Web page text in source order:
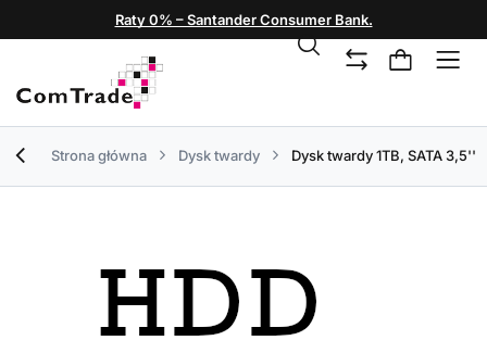
Raty 0% – Santander Consumer Bank.
Strona główna Dysk twardy Dysk twardy 1TB, SATA 3,5''